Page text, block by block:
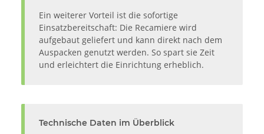
Ein weiterer Vorteil ist die sofortige
Einsatzbereitschaft: Die Recamiere wird
aufgebaut geliefert und kann direkt nach dem
Auspacken genutzt werden. So spart sie Zeit
und erleichtert die Einrichtung erheblich.
Technische Daten im Überblick